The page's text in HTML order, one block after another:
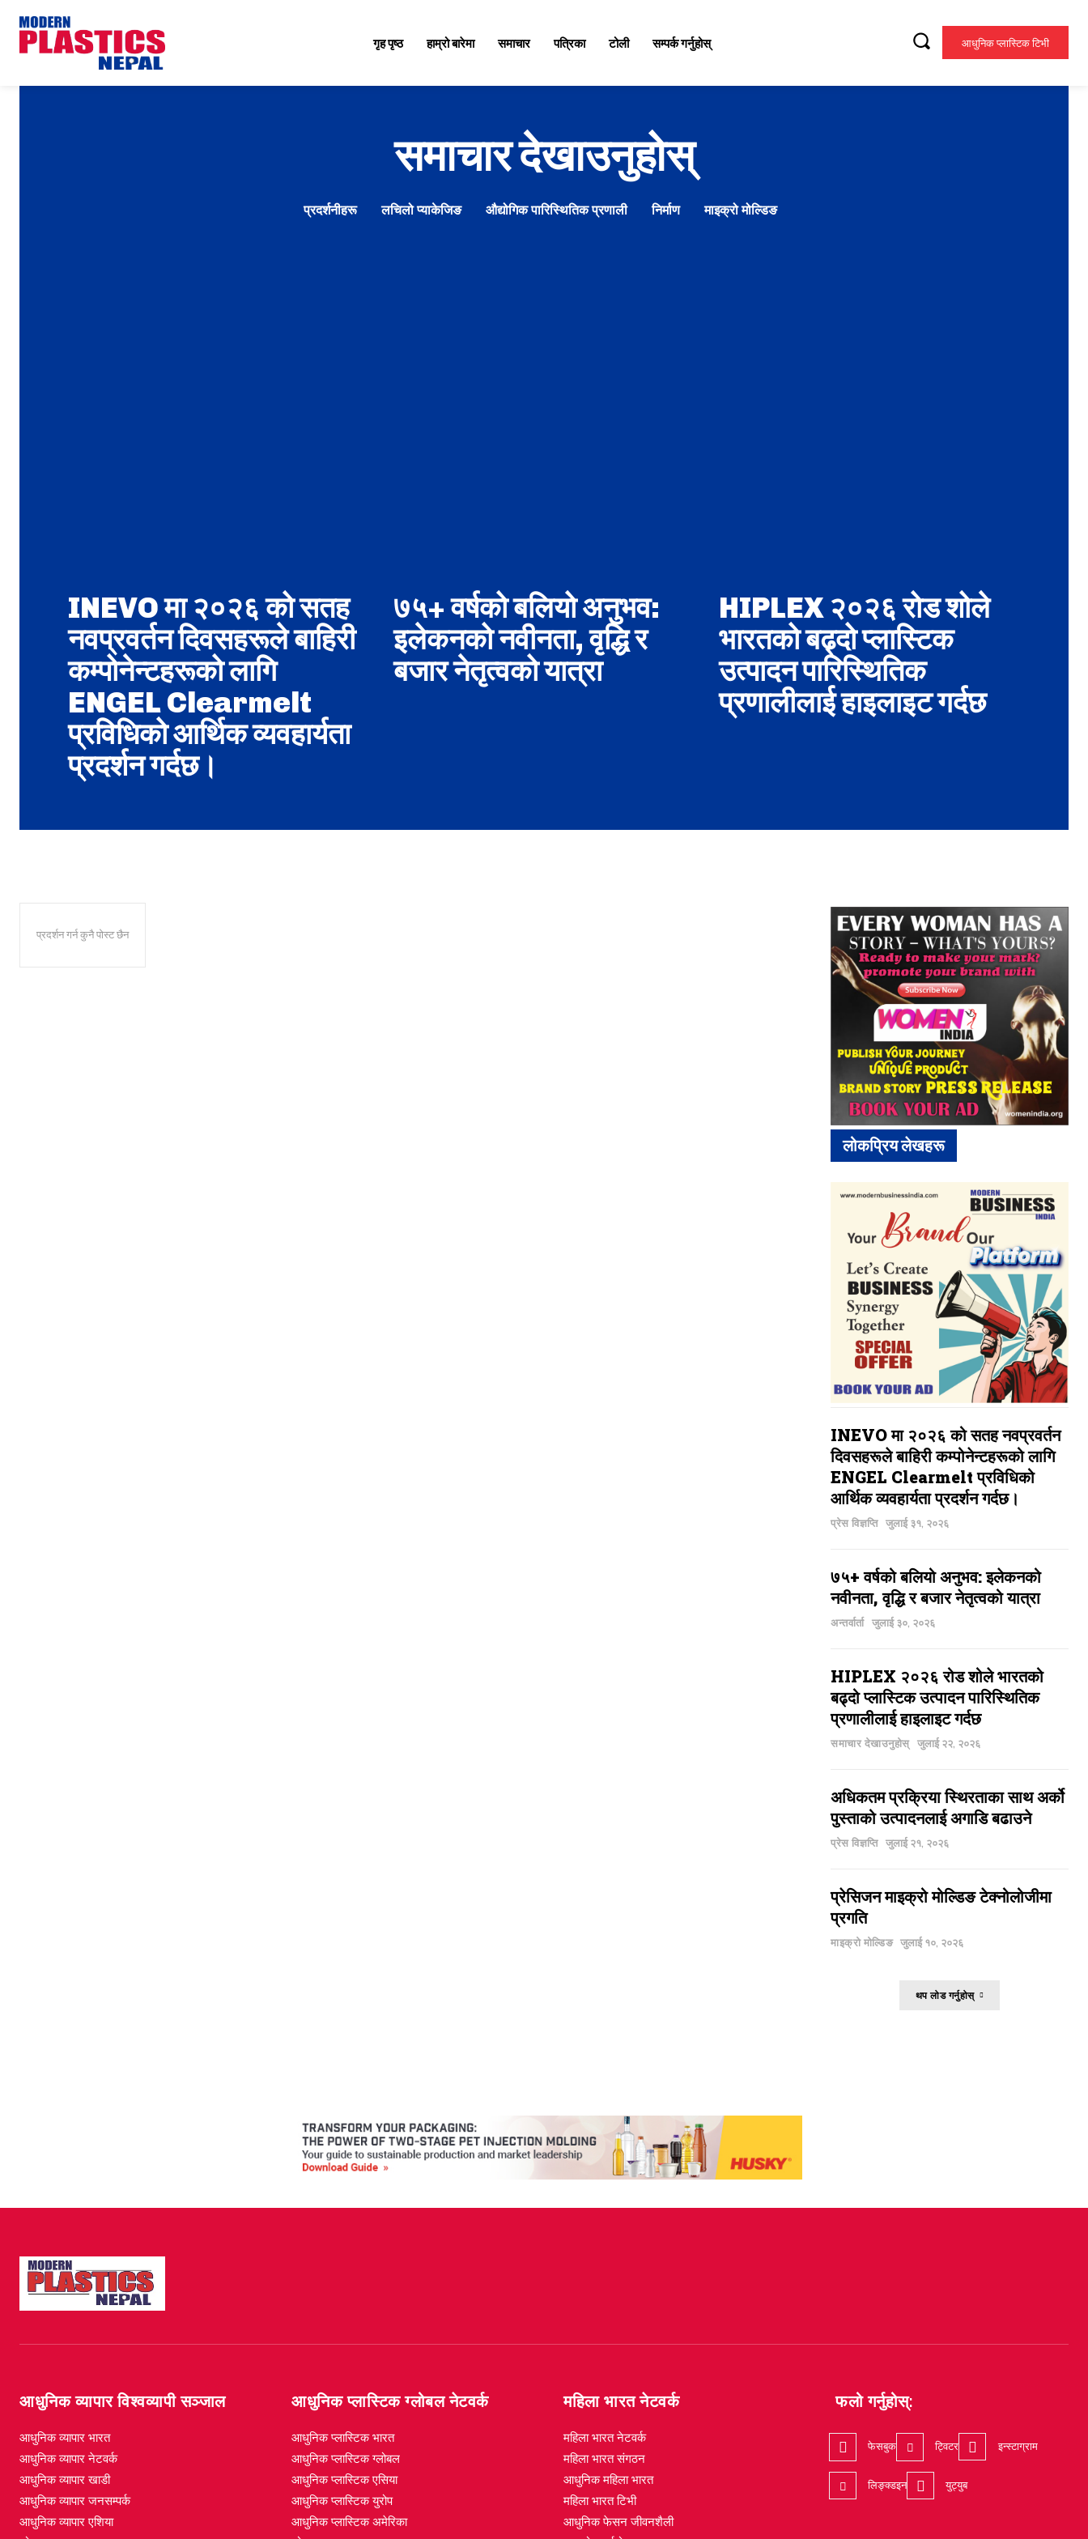
गृह पृष्ठ हाम्रो बारेमा समाचार पत्रिका टोली सम्पर्क गर्नुहोस् आधुनिक प्लास्टिक टिभी
समाचार देखाउनुहोस्
प्रदर्शनीहरू लचिलो प्याकेजिङ औद्योगिक पारिस्थितिक प्रणाली निर्माण माइक्रो मोल्डिङ
INEVO मा २०२६ को सतह
नवप्रवर्तन दिवसहरूले बाहिरी
कम्पोनेन्टहरूको लागि
ENGEL Clearmelt
प्रविधिको आर्थिक व्यवहार्यता
प्रदर्शन गर्दछ।
७५+ वर्षको बलियो अनुभव:
इलेकनको नवीनता, वृद्धि र
बजार नेतृत्वको यात्रा
HIPLEX २०२६ रोड शोले
भारतको बढ्दो प्लास्टिक
उत्पादन पारिस्थितिक
प्रणालीलाई हाइलाइट गर्दछ
प्रदर्शन गर्न कुनै पोस्ट छैन
लोकप्रिय लेखहरू
INEVO मा २०२६ को सतह नवप्रवर्तन
दिवसहरूले बाहिरी कम्पोनेन्टहरूको लागि
ENGEL Clearmelt प्रविधिको
आर्थिक व्यवहार्यता प्रदर्शन गर्दछ।
प्रेस विज्ञप्ति जुलाई ३१, २०२६
७५+ वर्षको बलियो अनुभव: इलेकनको
नवीनता, वृद्धि र बजार नेतृत्वको यात्रा
अन्तर्वार्ता जुलाई ३०, २०२६
HIPLEX २०२६ रोड शोले भारतको
बढ्दो प्लास्टिक उत्पादन पारिस्थितिक
प्रणालीलाई हाइलाइट गर्दछ
समाचार देखाउनुहोस् जुलाई २२, २०२६
अधिकतम प्रक्रिया स्थिरताका साथ अर्को
पुस्ताको उत्पादनलाई अगाडि बढाउने
प्रेस विज्ञप्ति जुलाई २१, २०२६
प्रेसिजन माइक्रो मोल्डिङ टेक्नोलोजीमा
प्रगति
माइक्रो मोल्डिङ जुलाई १०, २०२६
थप लोड गर्नुहोस्
आधुनिक व्यापार विश्वव्यापी सञ्जाल
आधुनिक व्यापार भारत
आधुनिक व्यापार नेटवर्क
आधुनिक व्यापार खाडी
आधुनिक व्यापार जनसम्पर्क
आधुनिक व्यापार एशिया
आधुनिक प्लास्टिक ग्लोबल नेटवर्क
आधुनिक प्लास्टिक भारत
आधुनिक प्लास्टिक ग्लोबल
आधुनिक प्लास्टिक एसिया
आधुनिक प्लास्टिक युरोप
आधुनिक प्लास्टिक अमेरिका
महिला भारत नेटवर्क
महिला भारत नेटवर्क
महिला भारत संगठन
आधुनिक महिला भारत
महिला भारत टिभी
आधुनिक फेसन जीवनशैली
फलो गर्नुहोस्:
फेसबुक ट्विटर इन्स्टाग्राम
लिङ्क्डइन युट्युब